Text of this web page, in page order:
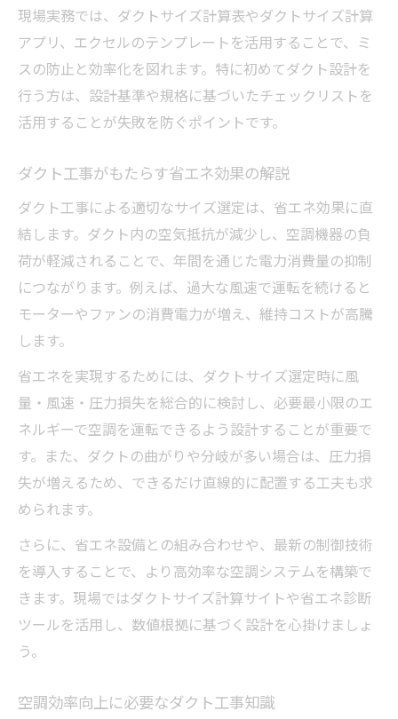
角ダクトサイズ表を使った効率的な計算
現場実務では、ダクトサイズ計算表やダクトサイズ計算
アプリ、エクセルのテンプレートを活用することで、ミ
スの防止と効率化を図れます。特に初めてダクト設計を
行う方は、設計基準や規格に基づいたチェックリストを
活用することが失敗を防ぐポイントです。
ダクト工事がもたらす省エネ効果の解説
ダクト工事による適切なサイズ選定は、省エネ効果に直
結します。ダクト内の空気抵抗が減少し、空調機器の負
荷が軽減されることで、年間を通じた電力消費量の抑制
につながります。例えば、過大な風速で運転を続けると
モーターやファンの消費電力が増え、維持コストが高騰
します。
省エネを実現するためには、ダクトサイズ選定時に風
量・風速・圧力損失を総合的に検討し、必要最小限のエ
ネルギーで空調を運転できるよう設計することが重要で
す。また、ダクトの曲がりや分岐が多い場合は、圧力損
失が増えるため、できるだけ直線的に配置する工夫も求
められます。
さらに、省エネ設備との組み合わせや、最新の制御技術
を導入することで、より高効率な空調システムを構築で
きます。現場ではダクトサイズ計算サイトや省エネ診断
ツールを活用し、数値根拠に基づく設計を心掛けましょ
う。
空調効率向上に必要なダクト工事知識